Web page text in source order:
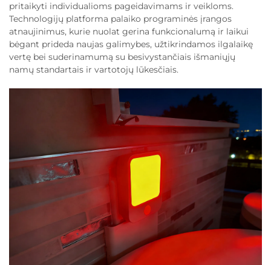
pritaikyti individualioms pageidavimams ir veikloms.
Technologijų platforma palaiko programinės įrangos
atnaujinimus, kurie nuolat gerina funkcionalumą ir laikui
bėgant prideda naujas galimybes, užtikrindamos ilgalaikę
vertę bei suderinamumą su besivystančiais išmaniųjų
namų standartais ir vartotojų lūkesčiais.